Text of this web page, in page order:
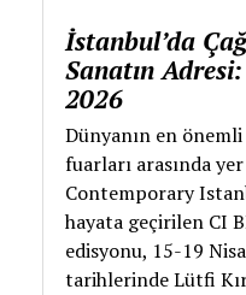
İstanbul’da
Sanatın
2026
Dünyanın en önemli
fuarları arasında
Contemporary
hayata geçirilen CI
edisyonu, 15-19
tarihlerinde Lütfi